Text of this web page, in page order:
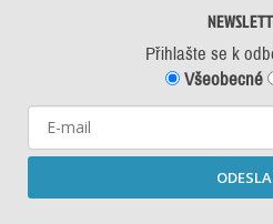
Přihlašte se k
Všeobecné